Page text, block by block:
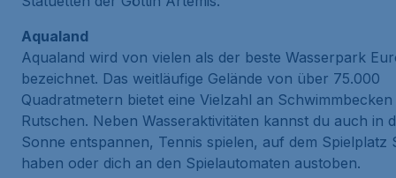
Aqualand
Aqualand wird von vielen als der beste Wasserpark
bezeichnet. Das weitläufige Gelände von über 75.000
Quadratmetern bietet eine Vielzahl an
Rutschen. Neben Wasseraktivitäten kannst du auch in
Sonne entspannen, Tennis spielen, auf dem Spielplatz
haben oder dich an den Spielautomaten austoben.